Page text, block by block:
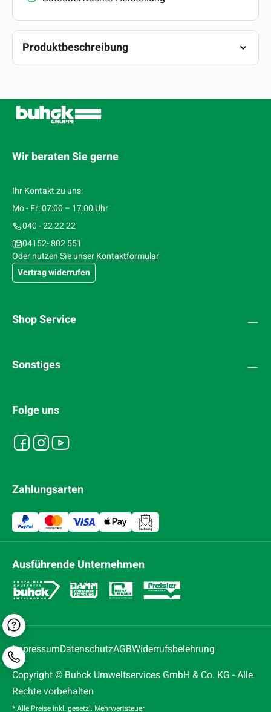
Kontaktformular
Telefonnummer
Produktbeschreibung
Wir beraten Sie gerne
Ihr Kontakt zu uns:
Mo - Fr: 07:00 – 17:00 Uhr
040 - 22 22 22
04152- 802 551
Oder nutzen Sie unserKontaktformular
Vertrag widerrufen
Shop Service
Sonstiges
Folge uns
Zahlungsarten
Ausführende Unternehmen
ImpressumDatenschutzAGBWiderrufsbelehrung
Copyright © Buhck Umweltservices GmbH & Co. KG - Alle
Rechte vorbehalten
* Alle Preise inkl. gesetzl. Mehrwertsteuer